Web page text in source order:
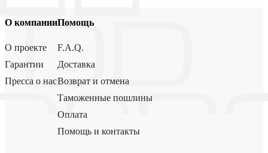
О компании
О проекте
Гарантии
Пресса о нас
Помощь
F.A.Q.
Доставка
Возврат и отмена
Таможенные пошлины
Оплата
Помощь и контакты